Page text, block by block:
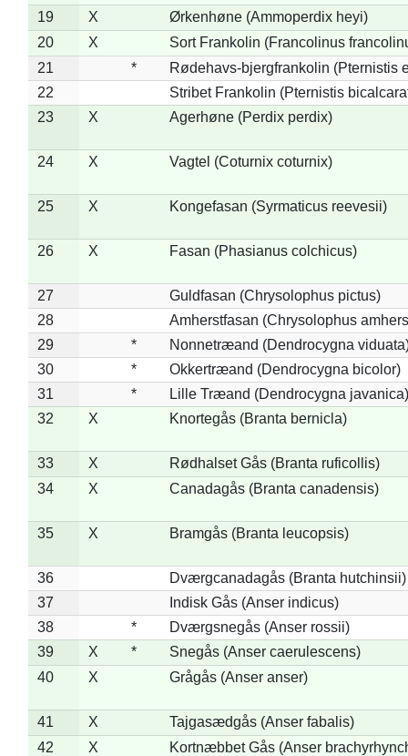
19
X
Ørkenhøne (Ammoperdix heyi)
20
X
Sort Frankolin (Francolinus
21
*
Rødehavs-bjergfrankolin (Pternistis
22
Stribet Frankolin (Pternistis
23
X Agerhøne (Perdix perdix)
24 X Vagtel (Coturnix coturnix)
25 X Kongefasan (Syrmaticus reevesii)
26 X Fasan (Phasianus colchicus)
27
Guldfasan (Chrysolophus pictus)
28
Amherstfasan (Chrysolophus
29
*
Nonnetræand (Dendrocygna
30
*
Okkertræand (Dendrocygna bicolor)
31
*
Lille Træand (Dendrocygna javanica)
32
X Knortegås (Branta bernicla)
33 X
Rødhalset Gås (Branta ruficollis)
34
X Canadagås (Branta canadensis)
35 X Bramgås (Branta leucopsis)
36
Dværgcanadagås (Branta hutchinsii)
37
Indisk Gås (Anser indicus)
38
*
Dværgsnegås (Anser rossii)
39
X *
Snegås (Anser caerulescens)
40
X Grågås (Anser anser)
41 X
Tajgasædgås (Anser fabalis)
42
X
Kortnæbbet Gås (Anser